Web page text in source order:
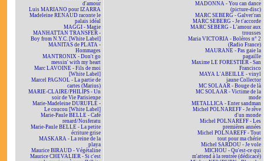
d'amour
Luis MARIANO pour IZARRA
Madeleine RENAUD raconte le
palais idéal
MAGGI - Magie
MANHATTAN TRANSFER -
Boy from N.Y.C. [White Label]
MANITAS de PLATA -
Hommages
MANTRONIX - Don't go
messin' with my heart
Marc LAVOINE - Fils de moi
[White Label]
Marcel PAGNOL - La partie de
cartes (Marius)
MARIE-CLAIRE/PHILIPS - Un
soir de Vie Parisienne
Marie-Madeleine DURUFLÉ -
Le coucou [White Label]
Marie-Paule BELLE - Café
renard/Nosferatu
Marie-Paule BELLE - La petite
écriture grise
MASKARA - La reine de la
playa
Maurice BIRAUD - Végétaline
Maurice CHEVALIER - Si c'est
MADONNA - You can dance
(picture-disc)
MARC SEBERG - Galver'ran
MARC SEBERG - Je t'accorde
MARC SEBERG - L'amour aux
trousses
Maria VICTORIA - Boléros n° 2
(Radio France)
MAURANE - Pas gaie la
pagaille
Maxime LE FORESTIER - San
Francisco
MAYA L'ABEILLE - vinyl
jaune Collector
MC SOLAAR - Bouge de là
MC SOLAAR - Victime de la
mode
METALLICA - Enter sandman
Michel POLNAREFF - Je rêve
d'un monde
Michel POLNAREFF - Les
premières années
Michel POLNAREFF - Tout
tout pour ma chérie
Michel SARDOU - Je vole
MICHOU - Qu'est-ce qui
m'attend à la rentrée (dédicacé)